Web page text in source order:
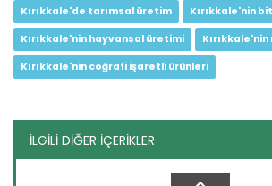
Kırıkkale'de tarımsal üretim Kırıkkale'nin
Kırıkkale'nin hayvansal üretimi Kırıkkale'nin
Kırıkkale'nin coğrafi işaretli ürünleri
İLGİLİ DİĞER İÇERİKLER
Tarım Orman Gündemi 10.06.2026
“Tarım Orman Gündemi” sektörün